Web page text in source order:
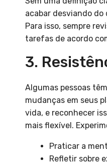
acabar desviando
Para isso, sempre
tarefas de acordo
3.
Algumas pessoas
mudanças em seus
vida, e reconhecer
mais flexível.
Praticar a
Refletir sobre